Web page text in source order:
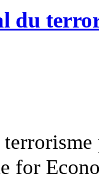
du
for